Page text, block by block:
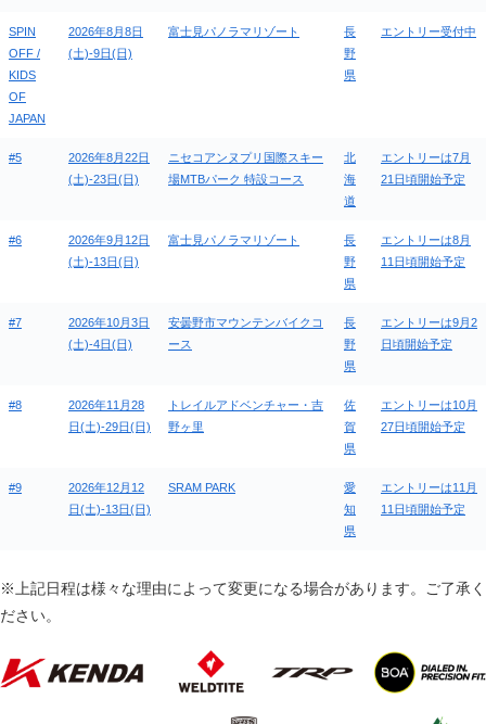
SPIN
OFF /
KIDS
OF
JAPAN
2026年8月8日
(土)-9日(日)
富士見パノラマリゾート
長
野
県
エントリー受付中
#5
2026年8月22日
(土)-23日(日)
ニセコアンヌプリ国際スキー
場MTBパーク 特設コース
北
海
道
エントリーは7月
21日頃開始予定
#6
2026年9月12日
(土)-13日(日)
富士見パノラマリゾート
長
野
県
エントリーは8月
11日頃開始予定
#7
2026年10月3日
(土)-4日(日)
安曇野市マウンテンバイクコ
ース
長
野
県
エントリーは9月2
日頃開始予定
#8
2026年11月28
日(土)-29日(日)
トレイルアドベンチャー・吉
野ヶ里
佐
賀
県
エントリーは10月
27日頃開始予定
#9
2026年12月12
日(土)-13日(日)
SRAM PARK
愛
知
県
エントリーは11月
11日頃開始予定
※上記日程は様々な理由によって変更になる場合があります。ご了承く
ださい。